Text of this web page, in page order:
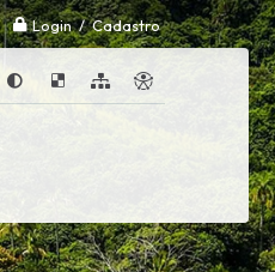
Login / Cadastro